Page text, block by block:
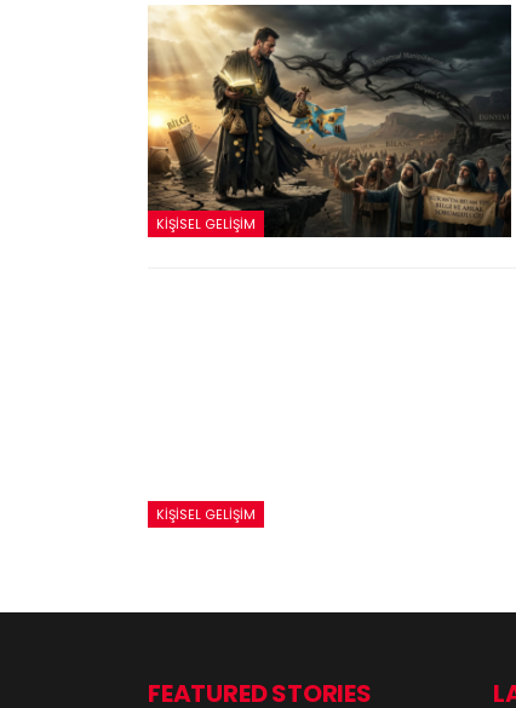
KIŞISEL GELIŞIM
KIŞISEL GELIŞIM
FEATURED STORIES